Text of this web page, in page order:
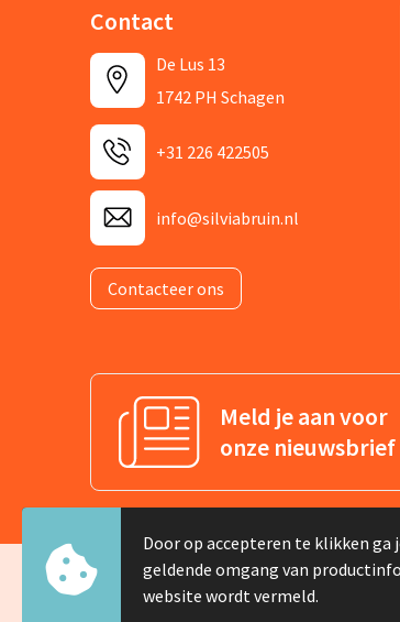
Contact
De Lus 13
1742 PH Schagen
+31 226 422505
info@silviabruin.nl
Contacteer ons
Meld je aan voor
onze nieuwsbrief
© Copyright Silvia Bruin reclame-advies
Door op accepteren te klikken ga
geldende omgang van
website wordt vermeld.